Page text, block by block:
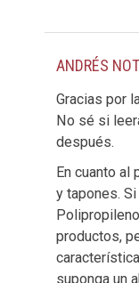
ANDRÉS
Gracias por
No sé si
después.
En cuanto al
y tapones.
productos,
suponga un